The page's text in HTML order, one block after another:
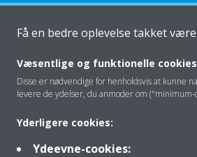
Om os
Klimaløsning
Få en bedre oplevelse takket være
Væsentlige og funktionelle
Disse er nødvendige for henholdsvis at kunne
levere de ydelser, du anmoder om ("minimum-
Yderligere cookies:
Ydeevne-cookies: